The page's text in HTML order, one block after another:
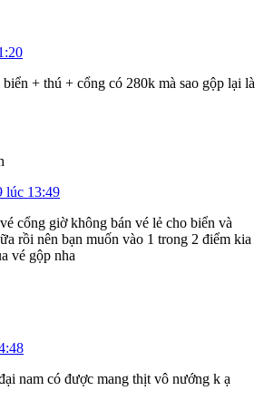
+ thú + cổng có 280k mà sao gộp lại là
lúc 13:49
cổng giờ không bán vé lẻ cho biển và
rồi nên bạn muốn vào 1 trong 2 điểm kia
vé gộp nha
nam có được mang thịt vô nướng k ạ